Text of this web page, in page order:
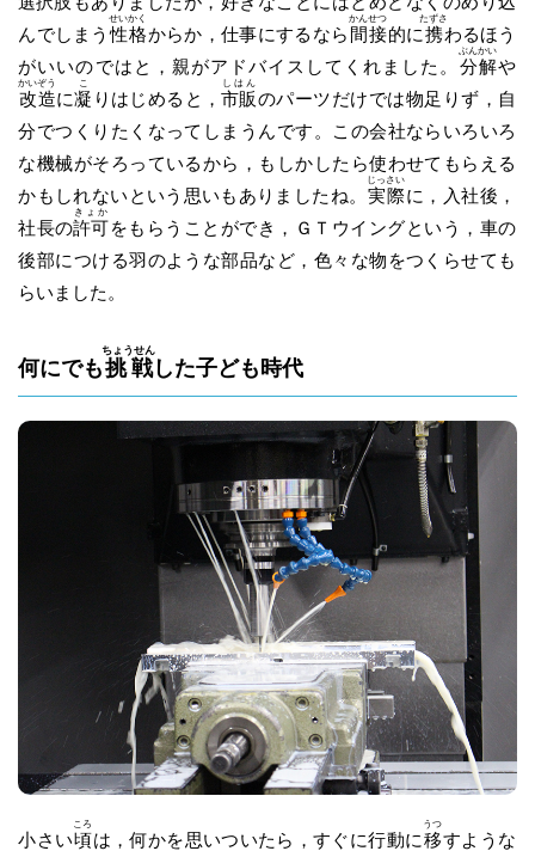
んでしまう性格
せいかく
からか，仕事にするなら 間接
かんせつ
的に携
たずさ
わるほう
がいいのではと，親がアドバイスしてくれました。 分解
ぶんかい
や
改造
かいぞう
に凝
こ
りはじめると，市販
しはん
のパーツだけでは物足りず，自
分でつくりたくなってしまうんです。この会社ならいろいろ
な機械がそろっているから，もしかしたら使わせてもらえる
かもしれないという思いもありましたね。 実際
じっさい
に，入社後，
社長の許可
きょか
をもらうことができ，ＧＴウイングという，車の
後部につける羽のような部品など，色々な物をつくらせても
らいました。
何にでも挑戦
ちょうせん
した子ども時代
小さい頃
ころ
は，何かを思いついたら，すぐに行動に移
うつ
すような